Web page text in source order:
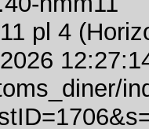
pl 4